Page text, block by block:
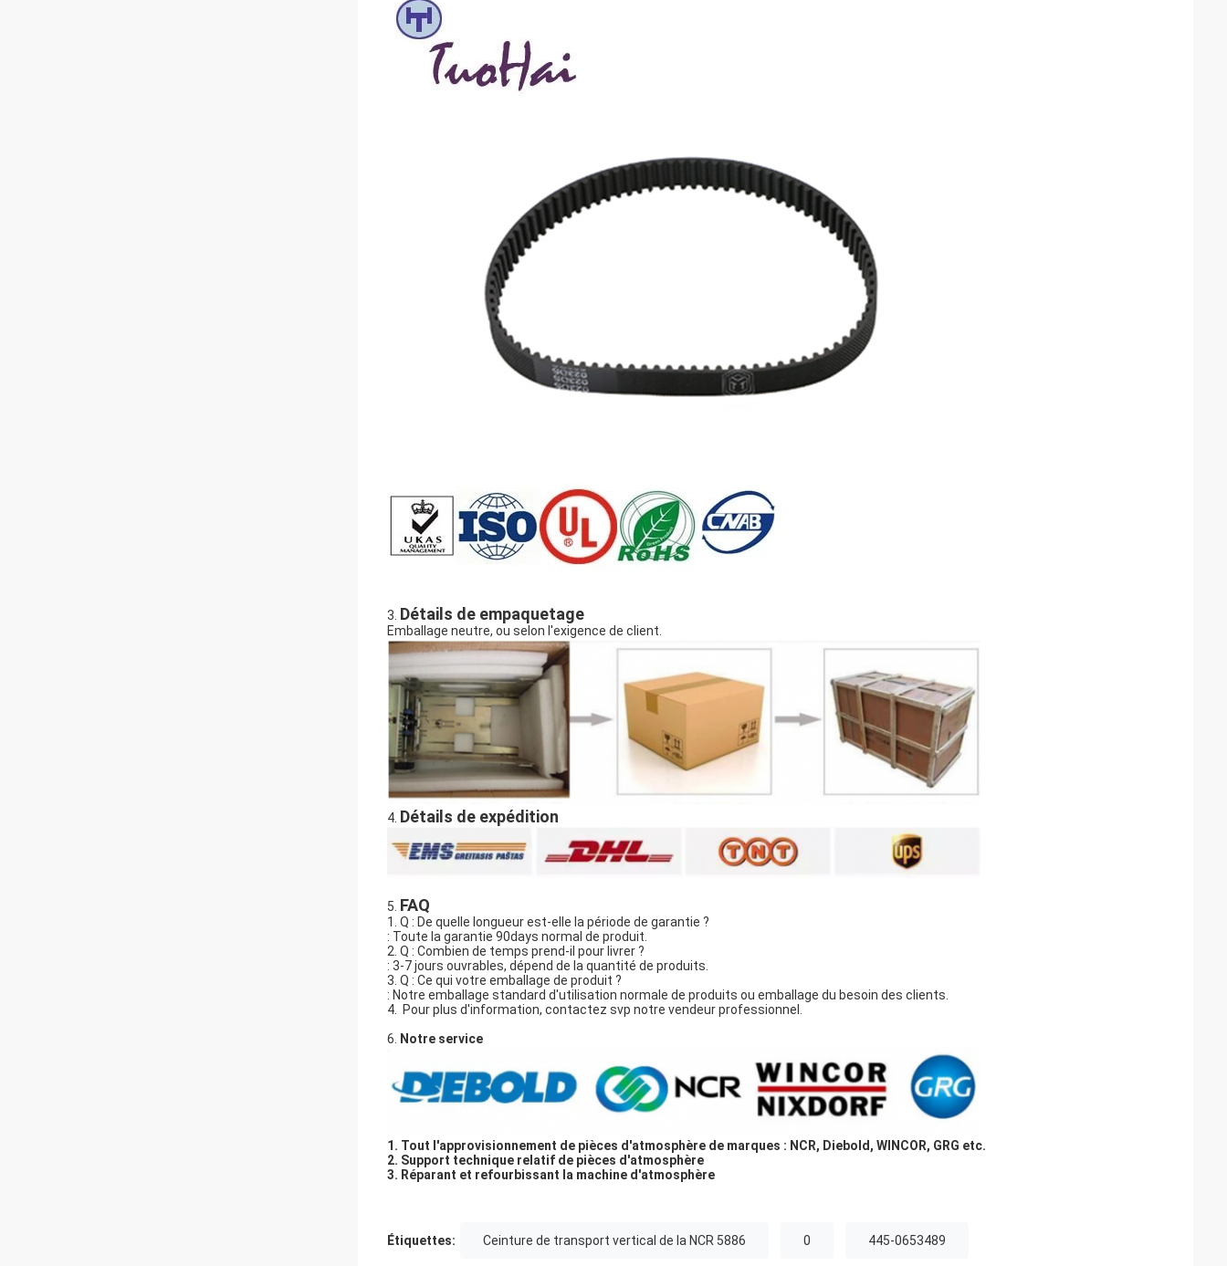
3. Détails de empaquetage
Emballage neutre, ou selon l'exigence de client.
4. Détails de expédition
5. FAQ
1. Q : De quelle longueur est-elle la période de garantie ?
: Toute la garantie 90days normal de produit.
2. Q : Combien de temps prend-il pour livrer ?
: 3-7 jours ouvrables, dépend de la quantité de produits.
3. Q : Ce qui votre emballage de produit ?
: Notre emballage standard d'utilisation normale de produits ou emballage du besoin des clients.
4. Pour plus d'information, contactez svp notre vendeur professionnel.
6.
Notre service
1. Tout l'approvisionnement de pièces d'atmosphère de marques : NCR, Diebold, WINCOR, GRG etc.
2. Support technique relatif de pièces d'atmosphère
3. Réparant et refourbissant la machine d'atmosphère
Étiquettes: Ceinture de transport vertical de la NCR 5886 0 445-0653489